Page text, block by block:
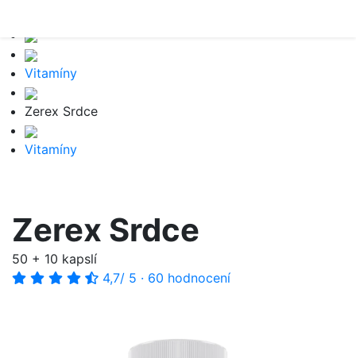
Vitamíny
Zerex Srdce
Vitamíny
Zerex Srdce
50 + 10 kapslí
4,7/ 5 · 60 hodnocení